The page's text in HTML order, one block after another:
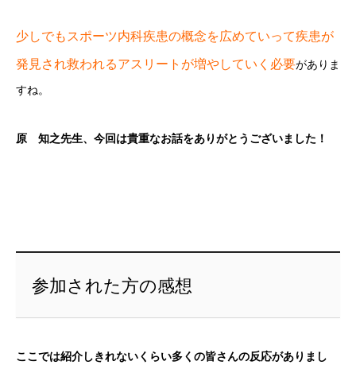
少しでもスポーツ内科疾患の概念を広めていって疾患が
発見され救われるアスリートが増やしていく必要がありま
すね。
原 知之先生、今回は貴重なお話をありがとうございました！
参加された方の感想
ここでは紹介しきれないくらい多くの皆さんの反応がありまし